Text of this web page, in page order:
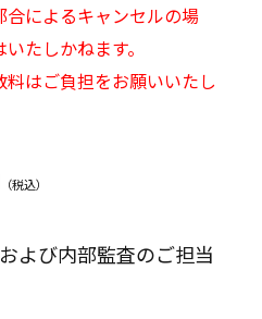
によるキャンセルの場
たしかねます。
はご負担をお願いいたし
（税込）
よび内部監査のご担当